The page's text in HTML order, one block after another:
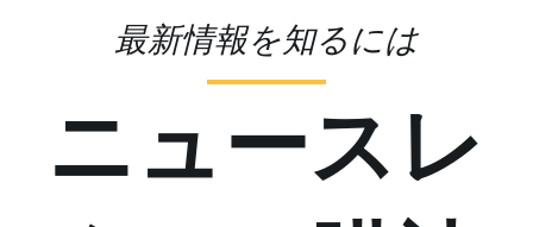
最新情報を知るには
ニュースレ